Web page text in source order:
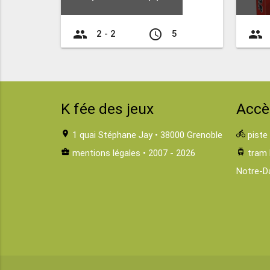
group 2 - 2 access_time 5 group
K fée des jeux
location_on 1 quai Stéphane Jay • 38000 Grenoble
business_center mentions légales • 2007 - 2026
directions_bike piste
tram tram
Notre-